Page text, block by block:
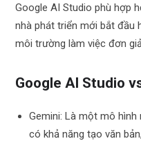
Google AI Studio phù hợp
nhà phát triển mới bắt
môi trường làm việc đơn
Google AI Studio
Gemini: Là một mô hình
có khả năng tạo văn